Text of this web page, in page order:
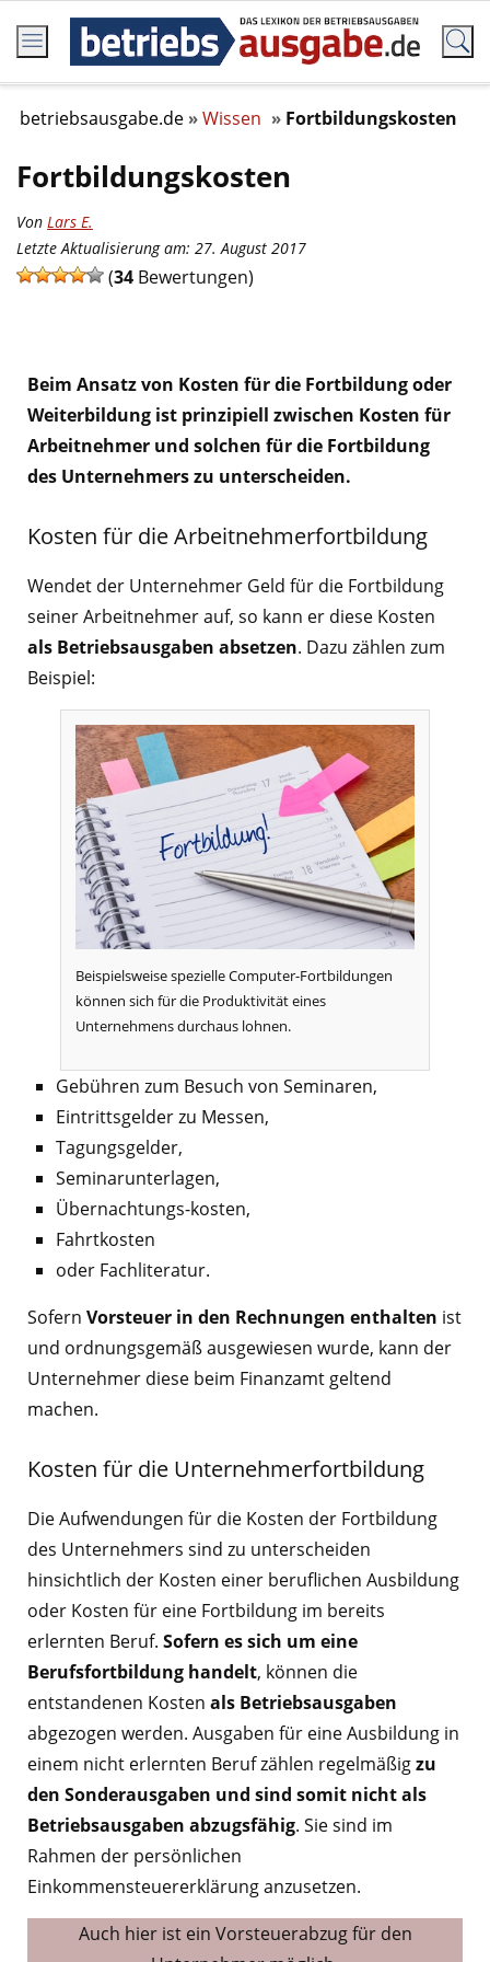
betriebsausgabe.de Wissen Fortbildungskosten
Fortbildungskosten
Von Lars E.
Letzte Aktualisierung am: 27. August 2017
(34 Bewertungen)
Beim Ansatz von Kosten für die Fortbildung oder
Weiterbildung ist prinzipiell zwischen Kosten für
Arbeitnehmer und solchen für die Fortbildung
des Unternehmers zu unterscheiden.
Kosten für die Arbeitnehmerfortbildung
Wendet der Unternehmer Geld für die Fortbildung
seiner Arbeitnehmer auf, so kann er diese Kosten
als Betriebsausgaben absetzen. Dazu zählen zum
Beispiel:
Beispielsweise spezielle Computer-Fortbildungen
können sich für die Produktivität eines
Unternehmens durchaus lohnen.
Gebühren zum Besuch von Seminaren,
Eintrittsgelder zu Messen,
Tagungsgelder,
Seminarunterlagen,
Übernachtungs-kosten,
Fahrtkosten
oder Fachliteratur.
Sofern Vorsteuer in den Rechnungen enthalten ist
und ordnungsgemäß ausgewiesen wurde, kann der
Unternehmer diese beim Finanzamt geltend
machen.
Kosten für die Unternehmerfortbildung
Die Aufwendungen für die Kosten der Fortbildung
des Unternehmers sind zu unterscheiden
hinsichtlich der Kosten einer beruflichen Ausbildung
oder Kosten für eine Fortbildung im bereits
erlernten Beruf. Sofern es sich um eine
Berufsfortbildung handelt, können die
entstandenen Kosten als Betriebsausgaben
abgezogen werden. Ausgaben für eine Ausbildung in
einem nicht erlernten Beruf zählen regelmäßigzu
den Sonderausgaben und sind somit nicht als
Betriebsausgaben abzugsfähig. Sie sind im
Rahmen der persönlichen
Einkommensteuererklärung anzusetzen.
Auch hier ist ein Vorsteuerabzug für den